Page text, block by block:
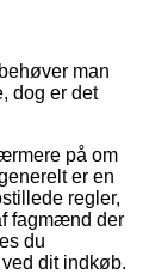
man
dog er det
på om
er en
regler,
fagmænd der
du
dit indkøb.